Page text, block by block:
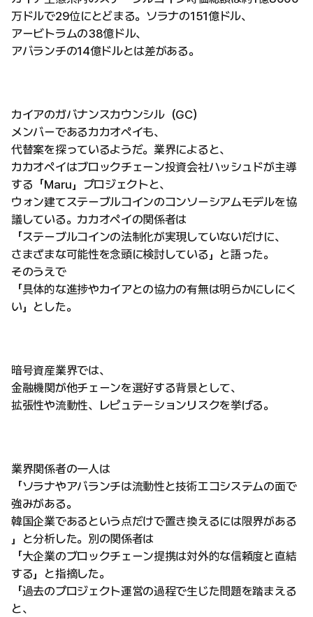
万ドルで29位にとどまる。ソラナの151億ドル、
アービトラムの38億ドル、
アバランチの14億ドルとは差がある。
カイアのガバナンスカウンシル（GC）
メンバーであるカカオペイも、
代替案を探っているようだ。業界によると、
カカオペイはブロックチェーン投資会社ハッシュドが主導
する「Maru」プロジェクトと、
ウォン建てステーブルコインのコンソーシアムモデルを協
議している。カカオペイの関係者は
「ステーブルコインの法制化が実現していないだけに、
さまざまな可能性を念頭に検討している」と語った。
そのうえで
「具体的な進捗やカイアとの協力の有無は明らかにしにく
い」とした。
暗号資産業界では、
金融機関が他チェーンを選好する背景として、
拡張性や流動性、レピュテーションリスクを挙げる。
業界関係者の一人は
「ソラナやアバランチは流動性と技術エコシステムの面で
強みがある。
韓国企業であるという点だけで置き換えるには限界がある
」と分析した。別の関係者は
「大企業のブロックチェーン提携は対外的な信頼度と直結
する」と指摘した。
「過去のプロジェクト運営の過程で生じた問題を踏まえる
と、